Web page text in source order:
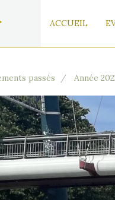
ACCUEIL
passés Année